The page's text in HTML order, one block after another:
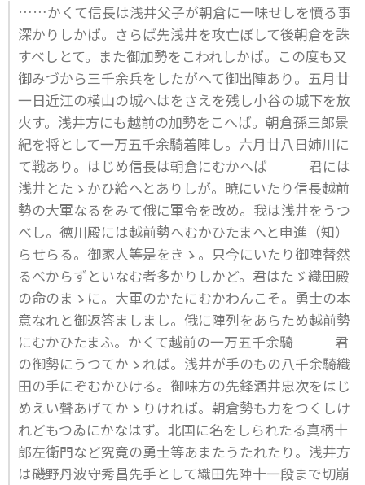
……かくて信長は浅井父子が朝倉に一味せしを憤る事
深かりしかば。さらば先浅井を攻亡ぼして後朝倉を誅
すべしとて。また御加勢をこわれしかば。この度も又
御みづから三千余兵をしたがへて御出陣あり。五月廿
一日近江の横山の城へはをさえを残し小谷の城下を放
火す。浅井方にも越前の加勢をこへば。朝倉孫三郎景
紀を将として一万五千余騎着陣し。六月廿八日姉川に
て戦あり。はじめ信長は朝倉にむかへば 君には
浅井とたゝかひ給へとありしが。暁にいたり信長越前
勢の大軍なるをみて俄に軍令を改め。我は浅井をうつ
べし。徳川殿には越前勢へむかひたまへと申進（知）
らせらる。御家人等是をきゝ。只今にいたり御陣替然
るべからずといなむ者多かりしかど。君はたゞ織田殿
の命のまゝに。大軍のかたにむかわんこそ。勇士の本
意なれと御返答ましまし。俄に陣列をあらため越前勢
にむかひたまふ。かくて越前の一万五千余騎 君
の御勢にうつてかゝれば。浅井が手のもの八千余騎織
田の手にぞむかひける。御味方の先鋒酒井忠次をはじ
めえい聲あげてかゝりければ。朝倉勢も力をつくしけ
れどもつゐにかなはず。北国に名をしられたる真柄十
郎左衛門など究竟の勇士等あまたうたれたり。浅井方
は磯野丹波守秀昌先手として織田先陣十一段まで切崩